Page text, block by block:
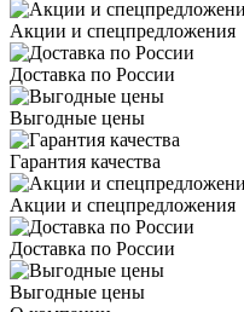
Акции и спецпредложения
Доставка по России
Выгодные цены
Гарантия качества
Акции и спецпредложения
Доставка по России
Выгодные цены